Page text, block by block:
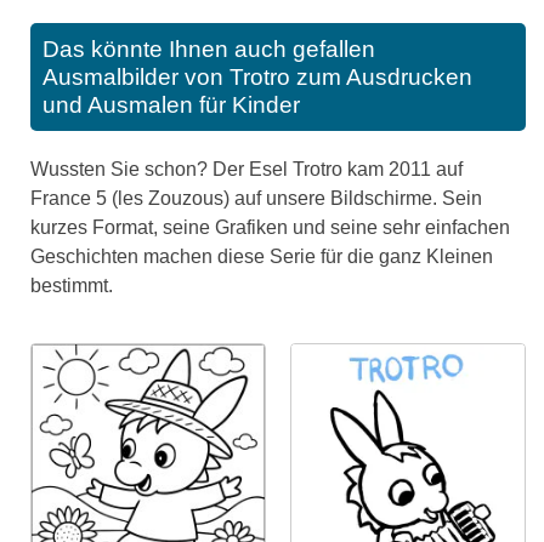
Das könnte Ihnen auch gefallen
Ausmalbilder von Trotro zum Ausdrucken
und Ausmalen für Kinder
Wussten Sie schon? Der Esel Trotro kam 2011 auf
France 5 (les Zouzous) auf unsere Bildschirme. Sein
kurzes Format, seine Grafiken und seine sehr einfachen
Geschichten machen diese Serie für die ganz Kleinen
bestimmt.